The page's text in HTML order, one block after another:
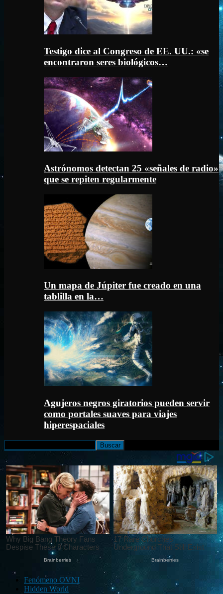
Testigo dice al Congreso de EE. UU.: «se
encontraron seres biológicos…
Astrónomos detectan 25 «señales de radio»
que se repiten regularmente
Un mapa de Júpiter fue creado en una
tablilla en la…
Agujeros negros giratorios pueden servir
como portales suaves para viajes
hiperespaciales
Fenómeno OVNI
Hidden World